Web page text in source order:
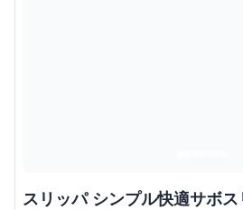
スリッパ シンプル快適サボ